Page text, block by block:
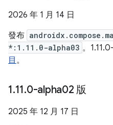
2026 年 1 月 14 日
發布
*:1.11.0-alpha03 。
目 。
1.11.0-alpha02 版
2025 年 12 月 17 日